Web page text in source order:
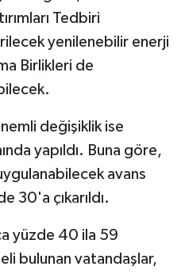
Tedbiri
yenilenebilir enerji
Birlikleri de
değişiklik ise
yapıldı. Buna göre,
avans
30'a çıkarıldı.
yüzde 40 ila 59
bulunan vatandaşlar,